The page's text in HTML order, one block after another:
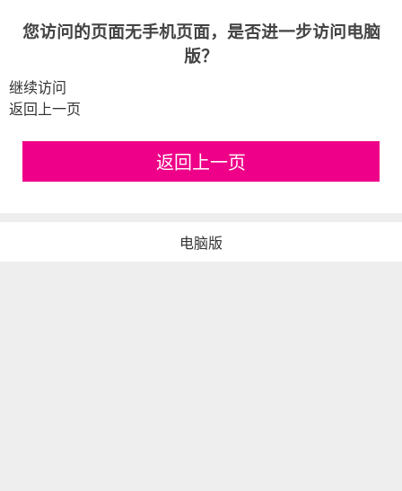
您访问的页面无手机页面，是否进一步访问电脑
版？
继续访问
返回上一页
返回上一页
电脑版